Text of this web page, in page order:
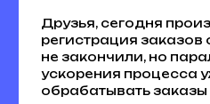
Друзья, сегодня
регистрация заказов
не закончили, но
ускорения процесса
обрабатывать заказы